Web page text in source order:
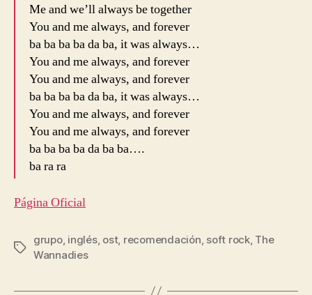
Me and we’ll always be together
You and me always, and forever
ba ba ba ba da ba, it was always…
You and me always, and forever
You and me always, and forever
ba ba ba ba da ba, it was always…
You and me always, and forever
You and me always, and forever
ba ba ba ba da ba ba….
ba ra ra
Página Oficial
Etiquetas
grupo, inglés, ost, recomendación, soft rock, The
Wannadies